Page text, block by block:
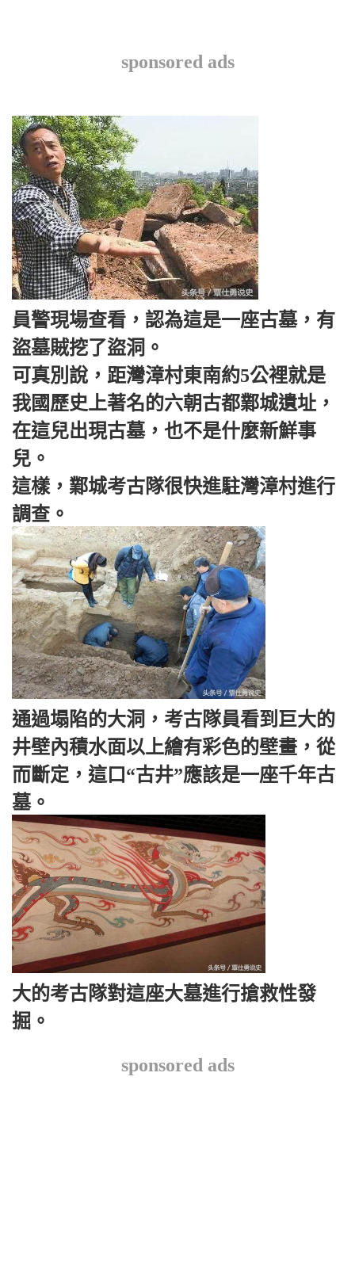
sponsored ads
員警現場查看，認為這是一座古墓，有
盜墓賊挖了盜洞。
可真別說，距灣漳村東南約5公裡就是
我國歷史上著名的六朝古都鄴城遺址，
在這兒出現古墓，也不是什麼新鮮事
兒。
這樣，鄴城考古隊很快進駐灣漳村進行
調查。
通過塌陷的大洞，考古隊員看到巨大的
井壁內積水面以上繪有彩色的壁畫，從
而斷定，這口“古井”應該是一座千年古
墓。
大的考古隊對這座大墓進行搶救性發
掘。
sponsored ads